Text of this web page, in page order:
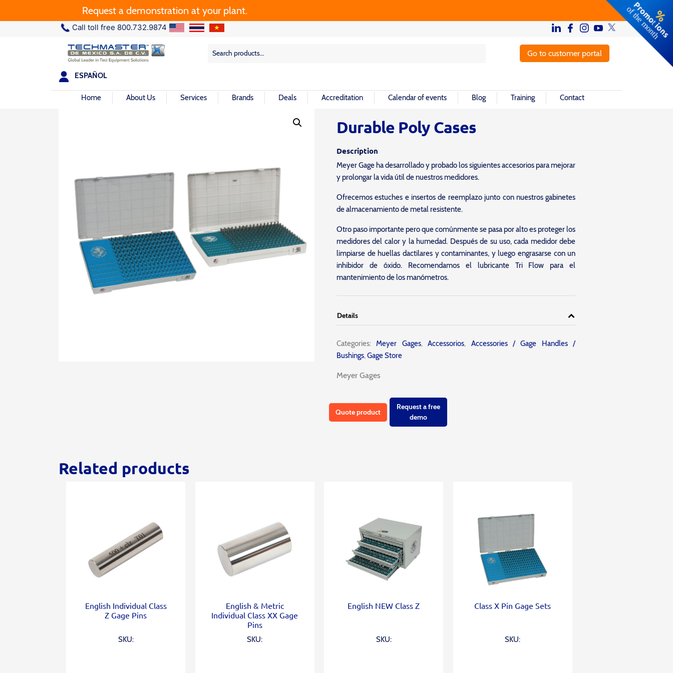
Request a demonstration at your plant.
Call toll free 800.732.9874
Search
Search Go to customer portal
ESPAÑOL
Home About Us Services Brands Deals Accreditation Calendar of events Blog Training Contact
Durable Poly Cases
Description
Meyer Gage ha desarrollado y probado los siguientes accesorios para mejorar
y prolongar la vida útil de nuestros medidores.
Ofrecemos estuches e insertos de reemplazo junto con nuestros gabinetes
de almacenamiento de metal resistente.
Otro paso importante pero que comúnmente se pasa por alto es proteger los
medidores del calor y la humedad. Después de su uso, cada medidor debe
limpiarse de huellas dactilares y contaminantes, y luego engrasarse con un
inhibidor de óxido. Recomendamos el lubricante Tri Flow para el
mantenimiento de los manómetros.
Details
Categories:Meyer Gages,Accessorios, Accessories / Gage Handles /
Bushings,Gage Store
Meyer Gages
Quote product
Request a free
demo
Related products
English Individual Class
Z Gage Pins
SKU:
English & Metric
Individual Class XX Gage
Pins
SKU:
English NEW Class Z
SKU:
Class X Pin Gage Sets
SKU: